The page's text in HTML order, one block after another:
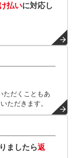
払いに対応し
ただくこともあ
ただきます。
ましたら返